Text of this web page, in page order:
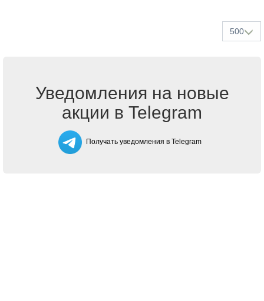
500
Уведомления на новые
акции в Telegram
Получать уведомления в Telegram